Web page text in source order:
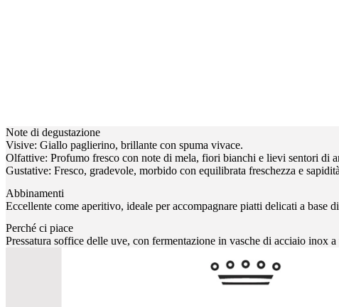
Note di degustazione
Visive: Giallo paglierino, brillante con spuma vivace.
Olfattive: Profumo fresco con note di mela, fiori bianchi e lievi sentori di
Gustative: Fresco, gradevole, morbido con equilibrata freschezza e
Abbinamenti
Eccellente come aperitivo, ideale per accompagnare piatti delicati a base
Perché ci piace
Pressatura soffice delle uve, con fermentazione in vasche di acciaio inox